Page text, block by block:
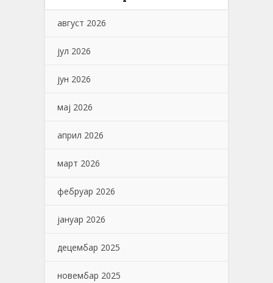
август 2026
јул 2026
јун 2026
мај 2026
април 2026
март 2026
фебруар 2026
јануар 2026
децембар 2025
новембар 2025